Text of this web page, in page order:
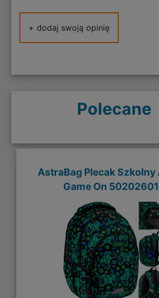
+ dodaj swoją opinię
Polecane
AstraBag Plecak Szkolny
Game On